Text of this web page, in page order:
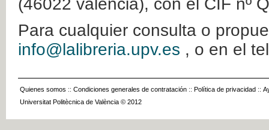
(46022 valencia), con el CIF nº
Para cualquier consulta o
info@lalibreria.upv.es , o en el
Quienes somos :: Condiciones generales de contratación :: Política de privacidad ::
Universitat Politècnica de València © 2012